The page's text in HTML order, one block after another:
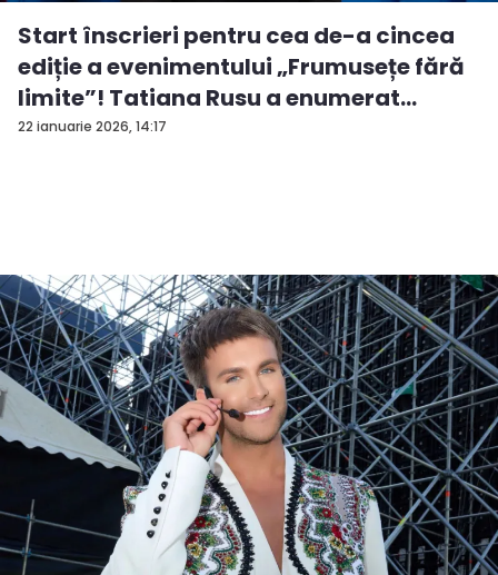
22 ianuarie 2026, 14:17
Start înscrieri pentru cea de-a cincea
ediție a evenimentului „Frumusețe fără
limite”! Tatiana Rusu a enumerat
criter...